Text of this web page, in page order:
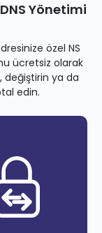
Yönetimi
özel NS
ücretsiz olarak
değiştirin ya da
edin.